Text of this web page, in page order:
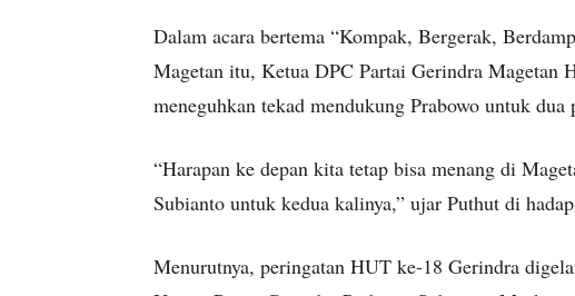
Dalam acara bertema “Kompak, Bergerak,
Magetan itu, Ketua DPC Partai Gerindra Magetan
meneguhkan tekad mendukung Prabowo untuk dua
“Harapan ke depan kita tetap bisa menang di
Subianto untuk kedua kalinya,” ujar Puthut di
Menurutnya, peringatan HUT ke-18 Gerindra